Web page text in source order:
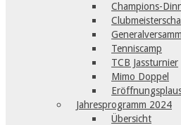
Champions-
Tenniscamp
TCB Jassturnier
Mimo Doppel
Jahresprogramm 2024
Übersicht